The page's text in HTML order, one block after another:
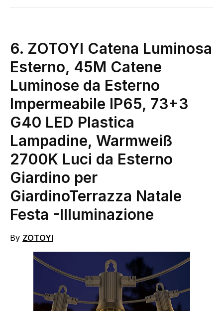
6. ZOTOYI Catena Luminosa
Esterno, 45M Catene
Luminose da Esterno
Impermeabile IP65, 73+3
G40 LED Plastica
Lampadine, Warmweiß
2700K Luci da Esterno
Giardino per
GiardinoTerrazza Natale
Festa -Illuminazione
By ZOTOYI